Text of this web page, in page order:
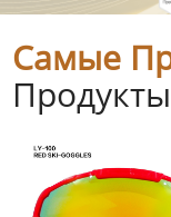
Самые
Продукты